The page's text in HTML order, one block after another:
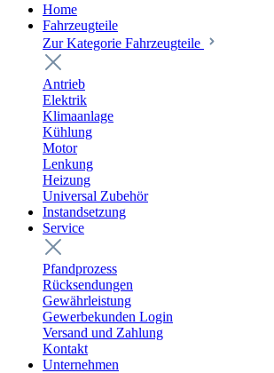
Home
Fahrzeugteile
Zur Kategorie Fahrzeugteile
Antrieb
Elektrik
Klimaanlage
Kühlung
Motor
Lenkung
Heizung
Universal Zubehör
Instandsetzung
Service
Pfandprozess
Rücksendungen
Gewährleistung
Gewerbekunden Login
Versand und Zahlung
Kontakt
Unternehmen